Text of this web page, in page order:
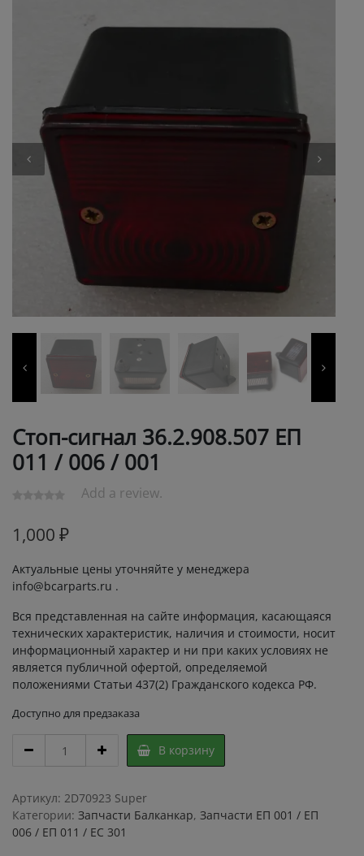
Стоп-сигнал 36.2.908.507 ЕП
011 / 006 / 001
Add a review.
1,000 ₽
Актуальные цены уточняйте у менеджера
info@bcarparts.ru .
Вся представленная на сайте информация, касающаяся
технических характеристик, наличия и стоимости, носит
информационный характер и ни при каких условиях не
является публичной офертой, определяемой
положениями Статьи 437(2) Гражданского кодекса РФ.
Доступно для предзаказа
сигнал
ЕП
011
/
В корзину
Артикул: 2D70923 Super
Категории: Запчасти Балканкар, Запчасти ЕП 001 / ЕП
006 / ЕП 011 / ЕС 301